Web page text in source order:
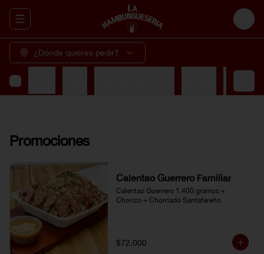
Abrir menu de navegación Login
¿Dónde quieres pedir?
Promociones
Calentao Guerrero Familiar
Calentao Guerrero 1.400 gramos +
Chorizo + Chorriado Santafereño
$72.000